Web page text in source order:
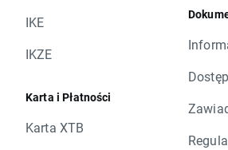
IKE
IKZE
Karta i Płatności
Karta XTB